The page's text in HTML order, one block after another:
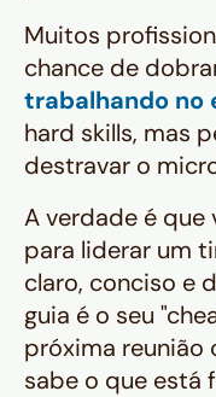
Muitos
chance de
trabalhando no
hard skills, mas
destravar o
A verdade é que
para liderar um
claro, conciso e
guia é o seu
próxima reunião
sabe o que está